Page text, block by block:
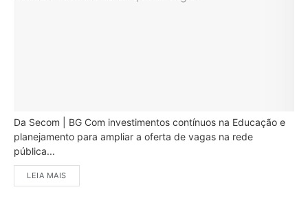
Da Secom | BG Com investimentos contínuos na Educação e
planejamento para ampliar a oferta de vagas na rede
pública...
LEIA MAIS